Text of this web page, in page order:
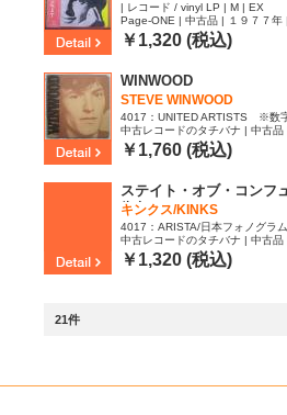
| レコード / vinyl LP | M | EX
Page-ONE | 中古品 | １９７７
￥1,320 (税込)
WINWOOD
STEVE WINWOOD
4017：UNITED ARTISTS ※数
す | レコード / vinyl LP | EX | NM
中古レコードのタチバナ | 中古
￥1,760 (税込)
ステイト・オブ・コンフ
街角
キンクス/KINKS
4017：ARISTA/日本フォノグ
番号です | レコード / vinyl LP |
中古レコードのタチバナ | 中古
96
￥1,320 (税込)
21件